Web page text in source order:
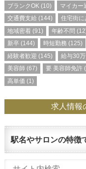
ブランクOK (10) マイカー
交通費支給 (144) 住宅街に
地域密着 (91) 年齢不問
新卒(144) 時短勤務 (125)
経験者歓迎 (145) 給与30
美容師 (67) 要 美容師免許
高単価 (1)
求人情報
駅名やサロンの特徴